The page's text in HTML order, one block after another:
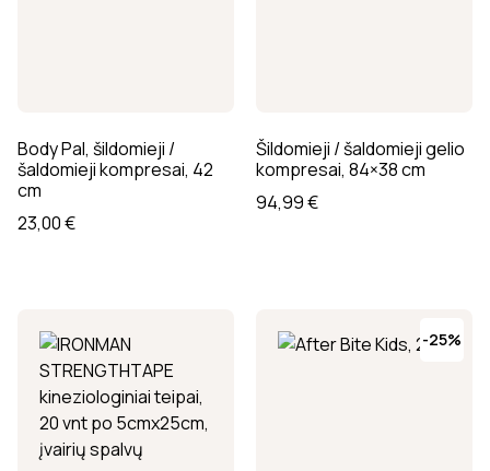
Body Pal, šildomieji /
šaldomieji kompresai, 42
cm
23,00€
Šildomieji / šaldomieji gelio
kompresai, 84×38 cm
94,99€
-25%